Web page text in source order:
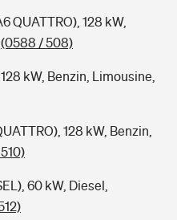
QUATTRO), 128 kW,
(0588 / 508)
kW, Benzin, Limousine,
128 kW, Benzin,
60 kW, Diesel,